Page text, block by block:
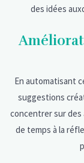
des idées
En automatisant
suggestions
concentrer sur
de temps à la